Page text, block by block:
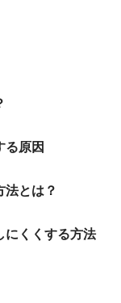
原因
とは？
くくする方法